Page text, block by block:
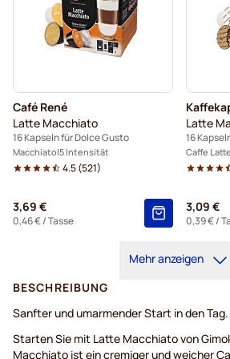
Café René
Latte Macchiato
16 Kapseln für Dolce Gusto
Macchiato 5 Intensität
4.5(521)
3,69 €
0,46 €/ Tasse
Latte
16
Caffe Latte
3,09 €
0,39 €/
Mehr anzeigen
BESCHREIBUNG
Sanfter und umarmender Start in den Tag.
Starten Sie mit Latte Macchiato von
Macchiato ist ein cremiger und weicher